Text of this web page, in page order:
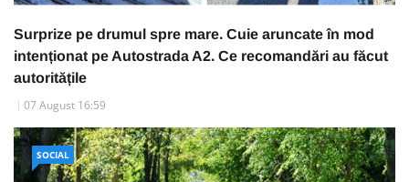
Surprize pe drumul spre mare. Cuie aruncate în mod
intenționat pe Autostrada A2. Ce recomandări au făcut
autoritățile
07 August 16:59
SOCIAL